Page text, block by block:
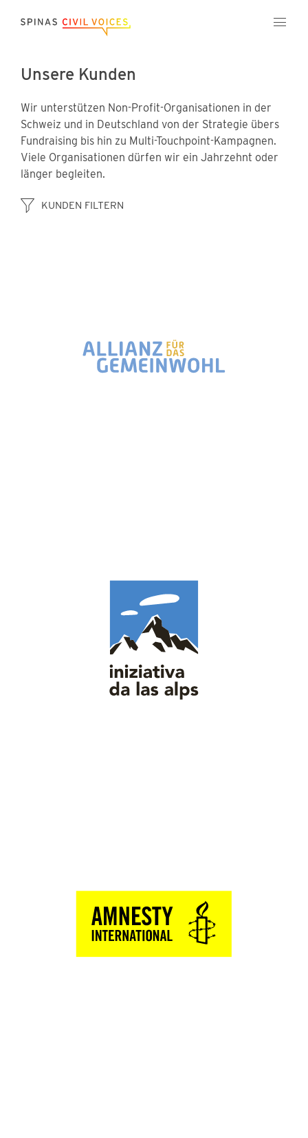
Unsere Kunden
Wir unterstützen Non-Profit-Organisationen in der
Schweiz und in Deutschland von der Strategie übers
Fundraising bis hin zu Multi-Touchpoint-Kampagnen.
Viele Organisationen dürfen wir ein Jahrzehnt oder
länger begleiten.
KUNDEN FILTERN